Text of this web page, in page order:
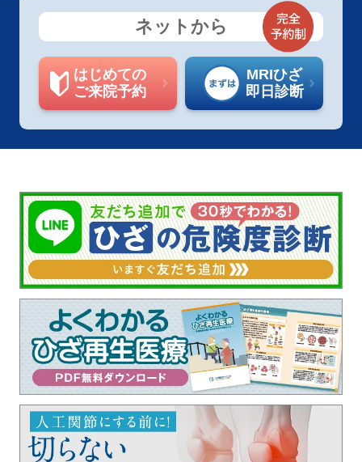
ネットから
はじめての
ご来院予約
MRIひざ
即日診断